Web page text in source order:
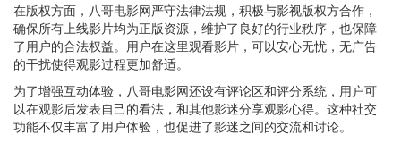
在版权方面，八哥电影网严守法律法规，积极与影视版权方合作，
确保所有上线影片均为正版资源，维护了良好的行业秩序，也保障
了用户的合法权益。用户在这里观看影片，可以安心无忧，无广告
的干扰使得观影过程更加舒适。
为了增强互动体验，八哥电影网还设有评论区和评分系统，用户可
以在观影后发表自己的看法，和其他影迷分享观影心得。这种社交
功能不仅丰富了用户体验，也促进了影迷之间的交流和讨论。